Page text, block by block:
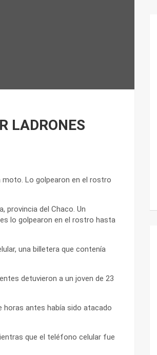
LADRONES
moto. Lo golpearon en el rostro
provincia del Chaco. Un
lo golpearon en el rostro hasta
una billetera que contenía
detuvieron a un joven de 23
antes había sido atacado
que el teléfono celular fue